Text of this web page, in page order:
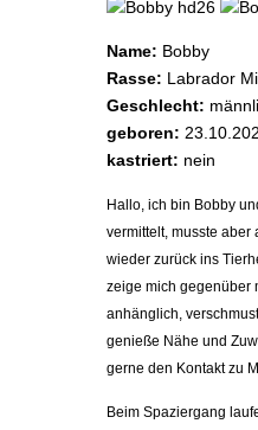
Name: Bobby
Rasse: Labrador
Geschlecht:
geboren:
kastriert: nein
Hallo, ich bin Bobby
vermittelt, musste aber
wieder zurück ins
zeige mich gegenüber
anhänglich,
genieße Nähe und
gerne den Kontakt zu
Beim Spaziergang